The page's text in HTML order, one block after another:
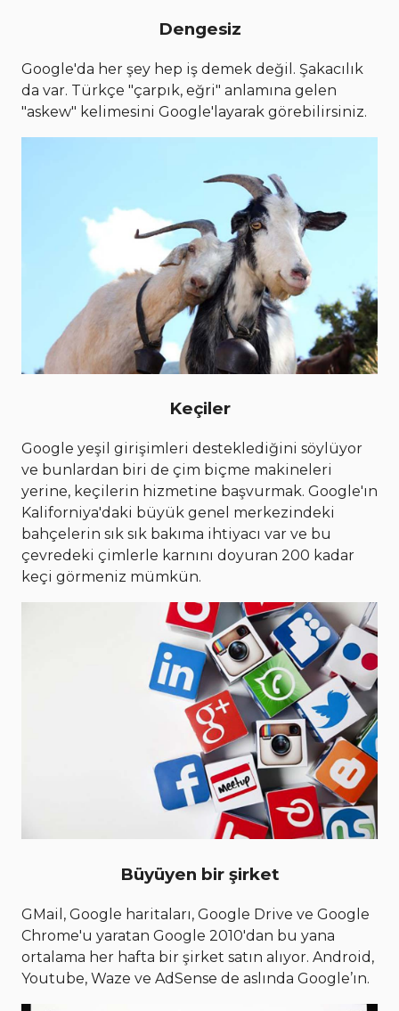
Dengesiz
Google'da her şey hep iş demek değil. Şakacılık
da var. Türkçe "çarpık, eğri" anlamına gelen
"askew" kelimesini Google'layarak görebilirsiniz.
Keçiler
Google yeşil girişimleri desteklediğini söylüyor
ve bunlardan biri de çim biçme makineleri
yerine, keçilerin hizmetine başvurmak. Google'ın
Kaliforniya'daki büyük genel merkezindeki
bahçelerin sık sık bakıma ihtiyacı var ve bu
çevredeki çimlerle karnını doyuran 200 kadar
keçi görmeniz mümkün.
Büyüyen bir şirket
GMail, Google haritaları, Google Drive ve Google
Chrome'u yaratan Google 2010'dan bu yana
ortalama her hafta bir şirket satın alıyor. Android,
Youtube, Waze ve AdSense de aslında Google’ın.